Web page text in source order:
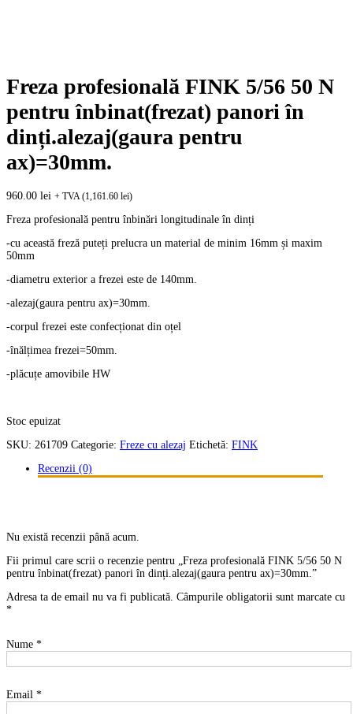
Freza profesională FINK 5/56 50 N
pentru înbinat(frezat) panori în
dinți.alezaj(gaura pentru
ax)=30mm.
960.00 lei + TVA (1,161.60 lei)
Freza profesională pentru înbinări longitudinale în dinți
-cu această freză puteți prelucra un material de minim 16mm și maxim
50mm
-diametru exterior a frezei este de 140mm.
-alezaj(gaura pentru ax)=30mm.
-corpul frezei este confecționat din oțel
-înălțimea frezei=50mm.
-plăcuțe amovibile HW
Stoc epuizat
SKU: 261709 Categorie: Freze cu alezaj Etichetă: FINK
Recenzii (0)
Nu există recenzii până acum.
Fii primul care scrii o recenzie pentru „Freza profesională FINK 5/56 50 N
pentru înbinat(frezat) panori în dinți.alezaj(gaura pentru ax)=30mm.”
Adresa ta de email nu va fi publicată. Câmpurile obligatorii sunt marcate cu
*
Nume *
Email *